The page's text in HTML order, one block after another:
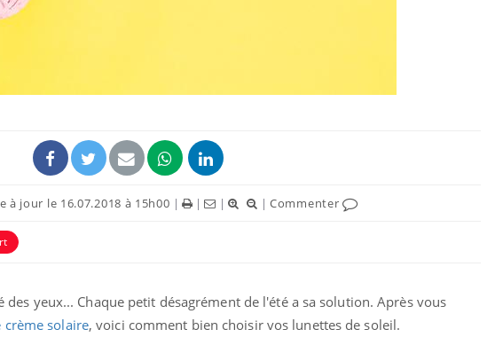
à jour le 16.07.2018 à 15h00 | | | |Commenter
yeux... Chaque petit désagrément de l'été a sa solution. Après vous
solaire, voici comment bien choisir vos lunettes de soleil.
en fer : comprendre pour
alopécie… Les symptômes de la
en fer sont multiples ce qui la rend
reste entourée d'idées reçues chez les
patients comme parfois chez les soignants.